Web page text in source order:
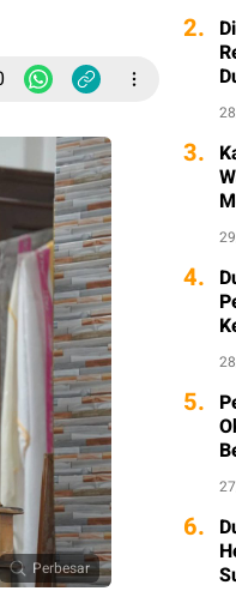
Perbesar
2.
3.
4.
5.
6.